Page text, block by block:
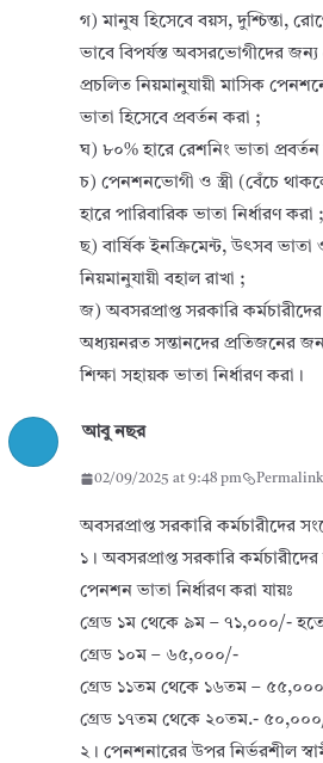
গ) মানুষ হিসেবে বয়স, দুশ্চিন্তা,
ভাবে বিপর্যস্ত অবসরভোগীদের
প্রচলিত নিয়মানুযায়ী মাসিক
ভাতা হিসেবে প্রবর্তন করা ;
ঘ) ৮০% হারে রেশনিং ভাতা
চ) পেনশনভোগী ও স্ত্রী (বেঁচে
হারে পারিবারিক ভাতা নির্ধারণ করা ;
ছ) বার্ষিক ইনক্রিমেন্ট, উৎসব ভাতা
নিয়মানুযায়ী বহাল রাখা ;
জ) অবসরপ্রাপ্ত সরকারি কর্মচারীদের
অধ্যয়নরত সন্তানদের প্রতিজনের
শিক্ষা সহায়ক ভাতা নির্ধারণ করা।
আবু নছর
02/09/2025 at 9:48 pm Permalink
অবসরপ্রাপ্ত সরকারি কর্মচারীদের
১। অবসরপ্রাপ্ত সরকারি কর্মচারীদের
পেনশন ভাতা নির্ধারণ করা যায়ঃ
গ্রেড ১ম থেকে ৯ম – ৭১,০০০/-
গ্রেড ১০ম – ৬৫,০০০/-
গ্রেড ১১তম থেকে ১৬তম –
গ্রেড ১৭তম থেকে ২০তম.-
২। পেনশনারের উপর নির্ভরশীল